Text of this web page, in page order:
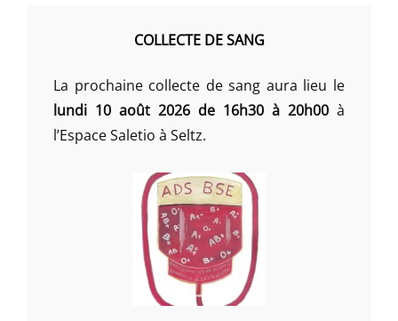
COLLECTE DE SANG
La prochaine collecte de sang aura lieu le
lundi 10 août 2026 de 16h30 à 20h00 à
l’Espace Saletio à Seltz.